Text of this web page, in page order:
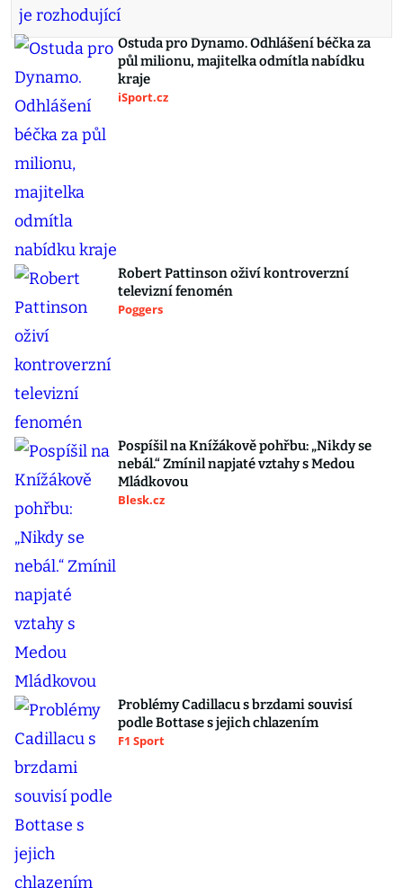
Ostuda pro Dynamo. Odhlášení béčka za
půl milionu, majitelka odmítla nabídku
kraje
iSport.cz
Robert Pattinson oživí kontroverzní
televizní fenomén
Poggers
Pospíšil na Knížákově pohřbu: „Nikdy se
nebál.“ Zmínil napjaté vztahy s Medou
Mládkovou
Blesk.cz
Problémy Cadillacu s brzdami souvisí
podle Bottase s jejich chlazením
F1 Sport